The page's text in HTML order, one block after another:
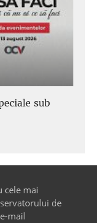
sub
cele mai
de
mail